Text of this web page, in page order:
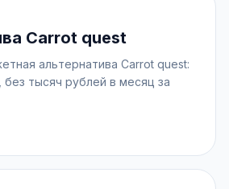
Carrot quest
альтернатива Carrot quest:
без тысяч рублей в месяц за